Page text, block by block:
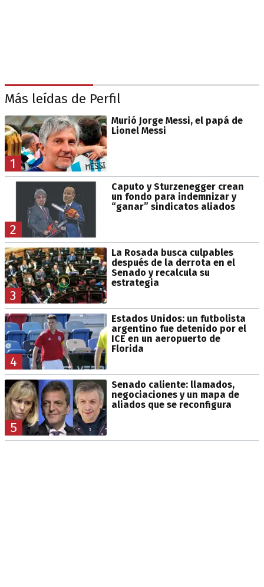
Más leídas de Perfil
1
Murió Jorge Messi, el papá de
Lionel Messi
2
Caputo y Sturzenegger crean
un fondo para indemnizar y
“ganar” sindicatos aliados
3
La Rosada busca culpables
después de la derrota en el
Senado y recalcula su
estrategia
4
Estados Unidos: un futbolista
argentino fue detenido por el
ICE en un aeropuerto de
Florida
5
Senado caliente: llamados,
negociaciones y un mapa de
aliados que se reconfigura